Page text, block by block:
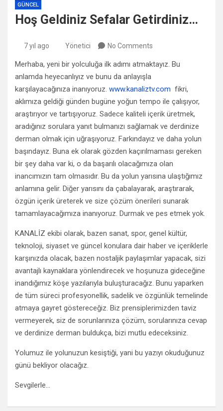
GÜNCEL
Hoş Geldiniz Sefalar Getirdiniz…
7 yıl ago Yönetici No Comments
Merhaba, yeni bir yolculuğa ilk adımı atmaktayız. Bu
anlamda heyecanlıyız ve bunu da anlayışla
karşılayacağınıza inanıyoruz. www.kanaliztv.com fikri,
aklımıza geldiği günden bugüne yoğun tempo ile çalışıyor,
araştırıyor ve tartışıyoruz. Sadece kaliteli içerik üretmek,
aradığınız sorulara yanıt bulmanızı sağlamak ve derdinize
derman olmak için uğraşıyoruz. Farkındayız ve daha yolun
başındayız. Buna ek olarak gözden kaçırılmaması gereken
bir şey daha var ki, o da başarılı olacağımıza olan
inancımızın tam olmasıdır. Bu da yolun yarısına ulaştığımız
anlamına gelir. Diğer yarısını da çabalayarak, araştırarak,
özgün içerik üreterek ve size çözüm önerileri sunarak
tamamlayacağımıza inanıyoruz. Durmak ve pes etmek yok.
KANALİZ ekibi olarak, bazen sanat, spor, genel kültür,
teknoloji, siyaset ve güncel konulara dair haber ve içeriklerle
karşınızda olacak, bazen nostaljik paylaşımlar yapacak, sizi
avantajlı kaynaklara yönlendirecek ve hoşunuza gideceğine
inandığımız köşe yazılarıyla buluşturacağız. Bunu yaparken
de tüm süreci profesyonellik, sadelik ve özgünlük temelinde
atmaya gayret göstereceğiz. Biz prensiplerimizden taviz
vermeyerek, siz de sorunlarınıza çözüm, sorularınıza cevap
ve derdinize derman buldukça, bizi mutlu edeceksiniz.
Yolumuz ile yolunuzun kesiştiği, yani bu yazıyı okuduğunuz
günü bekliyor olacağız.
Sevgilerle…